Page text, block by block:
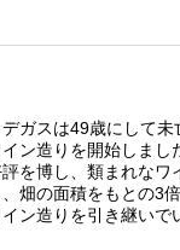
ガスは49歳にして未
ン造りを開始しまし
を博し、類まれなワ
畑の面積をもとの3
ン造りを引き継いで